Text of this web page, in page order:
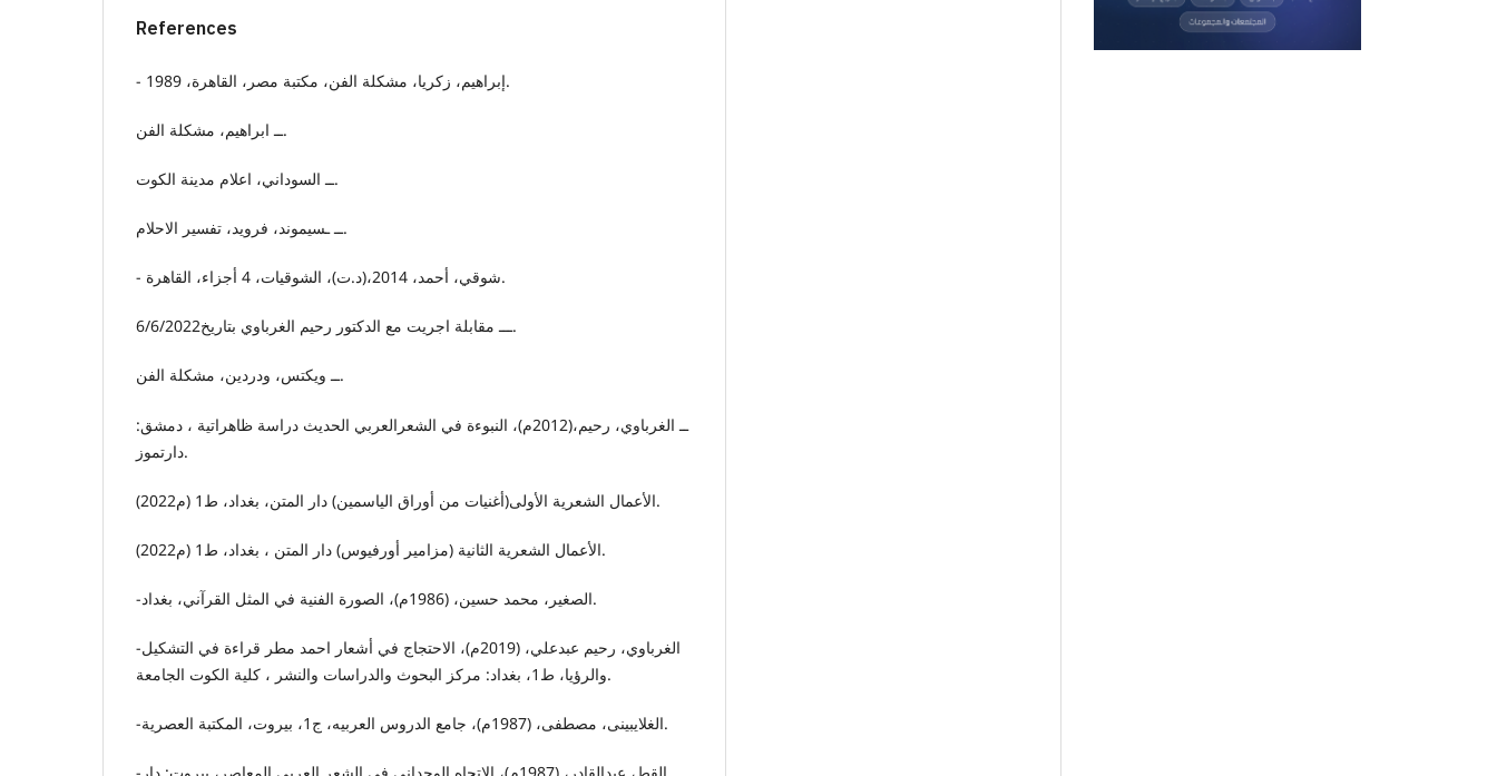
References
- إبراهیم، زکریا، مشکلة الفن، مکتبة مصر، القاهرة، 1989.
ــ ابراهيم، مشكلة الفن.
ــ السوداني، اعلام مدينة الكوت.
ــ ـسيموند، فرويد، تفسير الاحلام.
- شوقي، أحمد، 2014،(د.ت)، الشوقيات، 4 أجزاء، القاهرة.
ـــ مقابلة اجريت مع الدكتور رحيم الغرباوي بتاريخ6/6/2022.
ــ ويكتس، ودردين، مشكلة الفن.
ــ الغرباوي، رحيم،(2012م)، النبوءة في الشعرالعربي الحديث دراسة ظاهراتية ، دمشق:
دارتموز.
(2022م) الأعمال الشعرية الأولى(أغنيات من أوراق الياسمين) دار المتن، بغداد، ط1.
(2022م) الأعمال الشعرية الثانية (مزامير أورفيوس) دار المتن ، بغداد، ط1.
-الصغیر، محمد حسین، (1986م)، الصورة الفنية في المثل القرآني، بغداد.
-الغرباوي، رحيم عبدعلي، (2019م)، الاحتجاج في أشعار احمد مطر قراءة في التشكيل
والرؤيا، ط1، بغداد: مركز البحوث والدراسات والنشر ، كلية الكوت الجامعة.
-الغلايبينی، مصطفی، (1987م)، جامع الدروس العربيه، ج1، بيروت، المكتبة العصرية.
-القط، عبدالقادر، (1987م)، الاتجاه الوجداني في الشعر العربي المعاصر، بیروت: دار